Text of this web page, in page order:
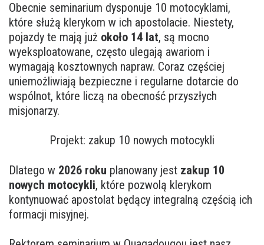
Obecnie seminarium dysponuje 10 motocyklami,
które służą klerykom w ich apostolacie. Niestety,
pojazdy te mają już około 14 lat, są mocno
wyeksploatowane, często ulegają awariom i
wymagają kosztownych napraw. Coraz częściej
uniemożliwiają bezpieczne i regularne dotarcie do
wspólnot, które liczą na obecność przyszłych
misjonarzy.
Projekt: zakup 10 nowych motocykli
Dlatego w 2026 roku planowany jest zakup 10
nowych motocykli, które pozwolą klerykom
kontynuować apostolat będący integralną częścią ich
formacji misyjnej.